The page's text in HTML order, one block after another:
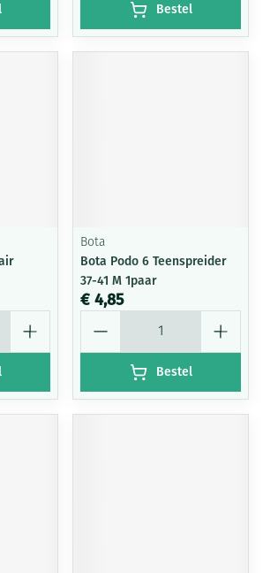
Bestel
Bota
Bota Podo 6 Teenspreider
37-41 M 1paar
€ 4,85
Bestel